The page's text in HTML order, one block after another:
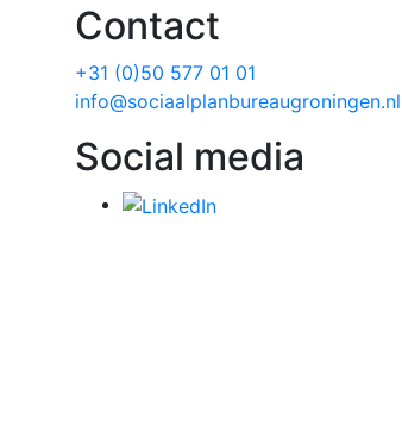
Contact
+31 (0)50 577 01 01
info@sociaalplanbureaugroningen.nl
Social media